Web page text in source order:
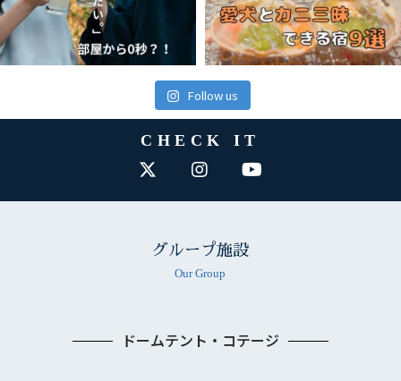
Follow us
CHECK IT
グループ施設
Our Group
ドームテント・コテージ